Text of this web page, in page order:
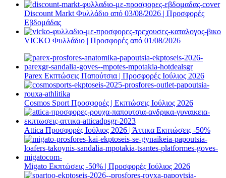
Discount Markt Φυλλάδιο από 03/08/2026 | Προσφορές
Εβδομάδας
VICKO Φυλλάδιο | Προσφορές από 01/08/2026
Parex Εκπτώσεις Παπούτσια | Προσφορές Ιούλιος 2026
Cosmos Sport Προσφορές | Εκπτώσεις Ιούλιος 2026
Attica Προσφορές Ιούλιος 2026 | Άττικα Εκπτώσεις -50%
Migato Εκπτώσεις -50% | Προσφορές Ιούλιος 2026